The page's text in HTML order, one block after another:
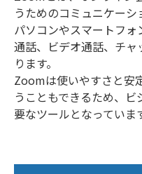
うためのコミュニケーシ
パソコンやスマートフ
通話、ビデオ通話、チ
ります。
Zoomは使いやすさと安
うこともできるため、
要なツールとなっていま